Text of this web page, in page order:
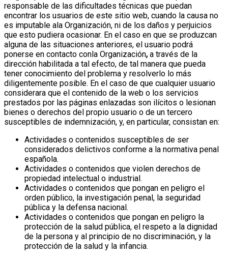
responsable de las dificultades técnicas que puedan
encontrar los usuarios de este sitio web, cuando la causa no
es imputable ala Organización, ni de los daños y perjuicios
que esto pudiera ocasionar. En el caso en que se produzcan
alguna de las situaciones anteriores, el usuario podrá
ponerse en contacto conla Organización, a través de la
dirección habilitada a tal efecto, de tal manera que pueda
tener conocimiento del problema y resolverlo lo más
diligentemente posible. En el caso de que cualquier usuario
considerara que el contenido de la web o los servicios
prestados por las páginas enlazadas son ilícitos o lesionan
bienes o derechos del propio usuario o de un tercero
susceptibles de indemnización, y, en particular, consistan en:
Actividades o contenidos susceptibles de ser
considerados delictivos conforme a la normativa penal
española.
Actividades o contenidos que violen derechos de
propiedad intelectual o industrial.
Actividades o contenidos que pongan en peligro el
orden público, la investigación penal, la seguridad
pública y la defensa nacional.
Actividades o contenidos que pongan en peligro la
protección de la salud pública, el respeto a la dignidad
de la persona y al principio de no discriminación, y la
protección de la salud y la infancia.